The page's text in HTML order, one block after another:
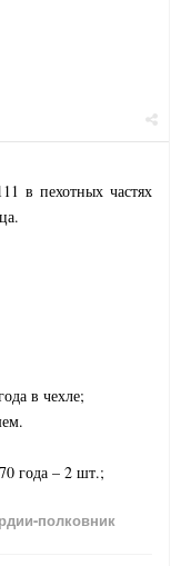
в пехотных частях
в чехле;
года – 2 шт.;
полковник